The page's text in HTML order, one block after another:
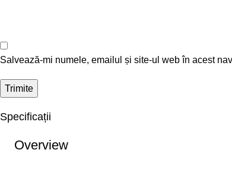
Salvează-mi numele, emailul și site-ul web în acest
Specificații
Overview